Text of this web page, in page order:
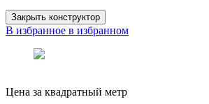
Закрыть конструктор
В избранное в избранном
Цена за квадратный метр